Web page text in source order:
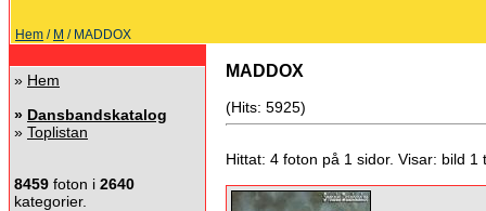
Hem / M / MADDOX
» Hem
» Dansbandskatalog
» Toplistan
8459 foton i 2640
kategorier.
MADDOX
(Hits: 5925)
Hittat: 4 foton på 1 sidor. Visar: bild 1